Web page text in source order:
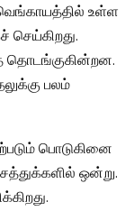
உள்ள
செய்கிறது.
தொடங்குகின்றன.
பலம்
பொடுகினை
சத்துக்களில் ஒன்று.